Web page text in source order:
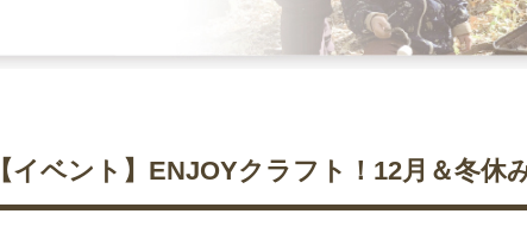
【イベント】ENJOYクラフト！12月＆冬休